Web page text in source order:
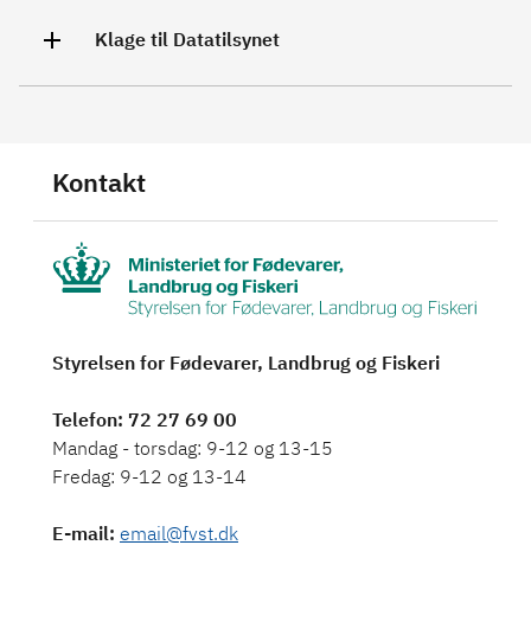
Klage til Datatilsynet
Kontakt
Styrelsen for Fødevarer, Landbrug og Fiskeri
Telefon: 72 27 69 00
Mandag - torsdag: 9-12 og 13-15
Fredag: 9-12 og 13-14
E-mail: email@fvst.dk